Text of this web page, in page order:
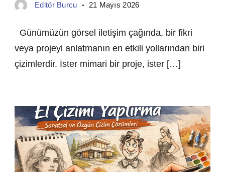
Editör Burcu 21 Mayıs 2026
Günümüzün görsel iletişim çağında, bir fikri
veya projeyi anlatmanın en etkili yollarından biri
çizimlerdir. İster mimari bir proje, ister […]